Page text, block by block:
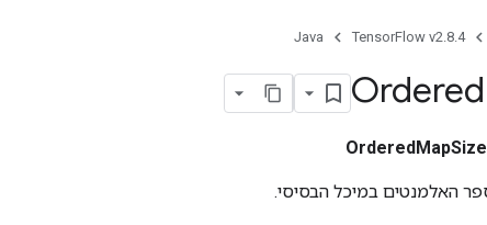
TensorFlow v2.8.4
Java
Ordered
OrderedMapSize